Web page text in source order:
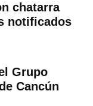
chatarra
notificados
Grupo
Cancún